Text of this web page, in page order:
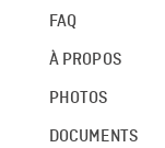
FAQ
À PROPOS
PHOTOS
DOCUMENTS